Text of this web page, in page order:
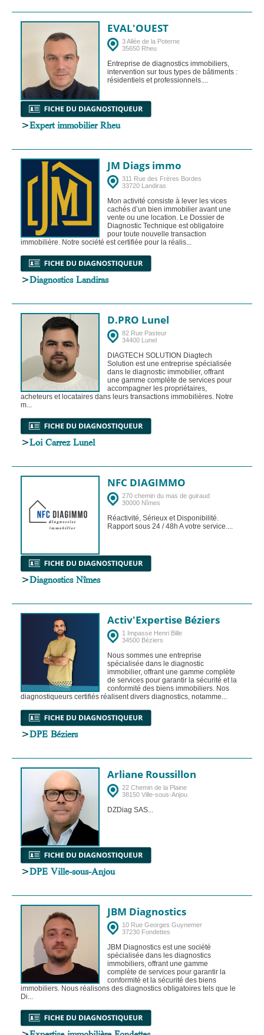
EVAL'OUEST
3 Allée de la Poterne
35650 Rheu
Entreprise de diagnostics immobiliers,
intervention sur tous types de bâtiments :
résidentiels et professionnels....
>Expert immobilier Rheu
JM Diags immo
311 Rue des Frères Bordes
33720 Landiras
Mon activité consiste à lever les vices
cachés d’un bien immobilier avant une
vente ou une location. Le Dossier de
Diagnostic Technique est obligatoire
pour toute nouvelle transaction
immobilière. Notre société est certifiée pour la réalis...
>Diagnostics Landiras
D.PRO Lunel
82 Rue Pasteur
34400 Lunel
DIAGTECH SOLUTION Diagtech
Solution est une entreprise spécialisée
dans le diagnostic immobilier, offrant
une gamme complète de services pour
accompagner les propriétaires,
acheteurs et locataires dans leurs transactions immobilières. Notre
m...
>Loi Carrez Lunel
NFC DIAGIMMO
270 chemin du mas de guiraud
30000 Nîmes
Réactivité, Sérieux et Disponibilité.
Rapport sous 24 / 48h A votre service....
>Diagnostics Nîmes
Activ'Expertise Béziers
1 Impasse Henri Bille
34500 Béziers
Nous sommes une entreprise
spécialisée dans le diagnostic
immobilier, offrant une gamme complète
de services pour garantir la sécurité et la
conformité des biens immobiliers. Nos
diagnostiqueurs certifiés réalisent divers diagnostics, notamme...
>DPE Béziers
Arliane Roussillon
22 Chemin de la Plaine
38150 Ville-sous-Anjou
DZDiag SAS...
>DPE Ville-sous-Anjou
JBM Diagnostics
10 Rue Georges Guynemer
37230 Fondettes
JBM Diagnostics est une société
spécialisée dans les diagnostics
immobiliers, offrant une gamme
complète de services pour garantir la
conformité et la sécurité des biens
immobiliers. Nous réalisons des diagnostics obligatoires tels que le
Di...